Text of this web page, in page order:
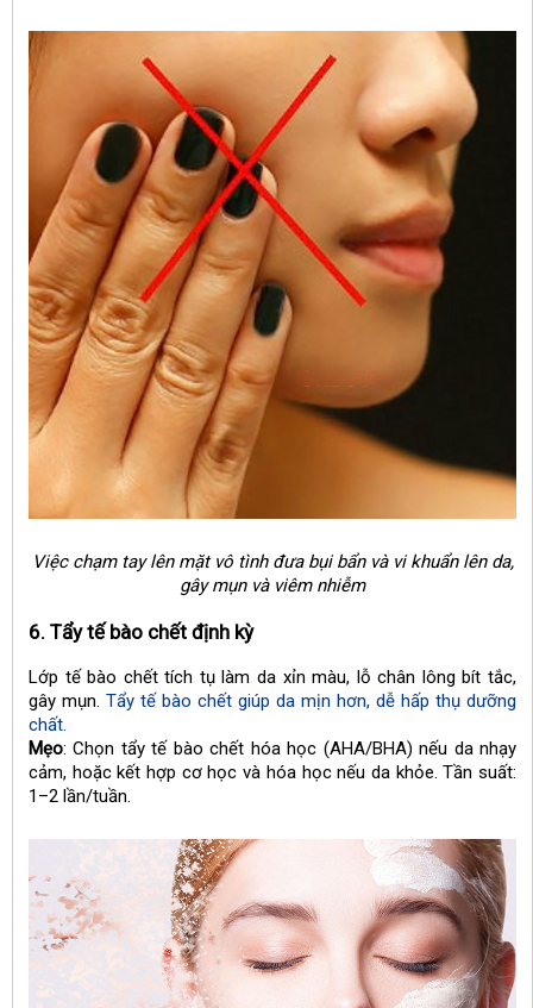
Việc chạm tay lên mặt vô tình đưa bụi bẩn và vi khuẩn lên da,
gây mụn và viêm nhiễm
6. Tẩy tế bào chết định kỳ
Lớp tế bào chết tích tụ làm da xỉn màu, lỗ chân lông bít tắc,
gây mụn. Tẩy tế bào chết giúp da mịn hơn, dễ hấp thụ dưỡng
chất.
Mẹo: Chọn tẩy tế bào chết hóa học (AHA/BHA) nếu da nhạy
cảm, hoặc kết hợp cơ học và hóa học nếu da khỏe. Tần suất:
1–2 lần/tuần.